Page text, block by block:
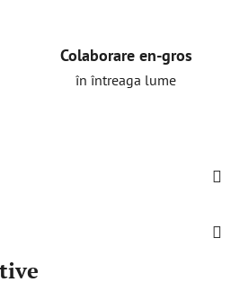
Colaborare en-gros
în întreaga lume